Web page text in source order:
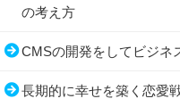
の考え方
CMSの開発をしてビジネ
長期的に幸せを築く恋愛